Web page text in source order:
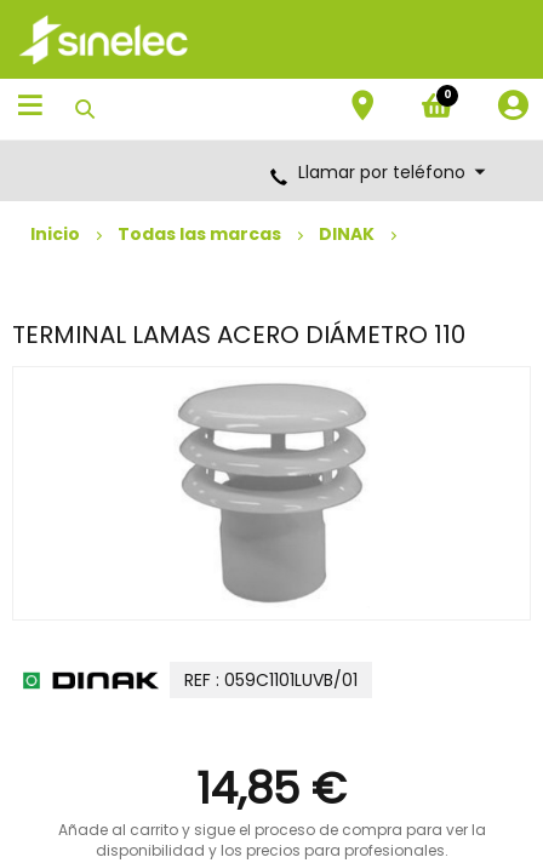
Saltar
contenido
Saltar
menú
de
navegación
0
Llamar por teléfono
Inicio Todas las marcas DINAK
TERMINAL LAMAS ACERO DIÁMETRO 110
REF : 059C1101LUVB/01
14,85 €
Añade al carrito y sigue el proceso de compra para ver la
disponibilidad y los precios para profesionales.